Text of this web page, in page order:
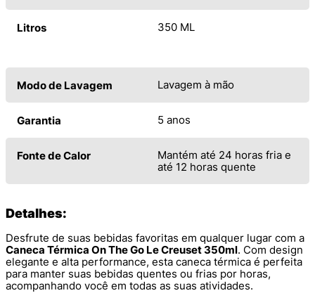
Litros 350 ML
Modo de Lavagem Lavagem à mão
Garantia 5 anos
Fonte de Calor
Mantém até 24 horas fria e
até 12 horas quente
Detalhes:
Desfrute de suas bebidas favoritas em qualquer lugar com a
Caneca Térmica On The Go Le Creuset 350ml. Com design
elegante e alta performance, esta caneca térmica é perfeita
para manter suas bebidas quentes ou frias por horas,
acompanhando você em todas as suas atividades.